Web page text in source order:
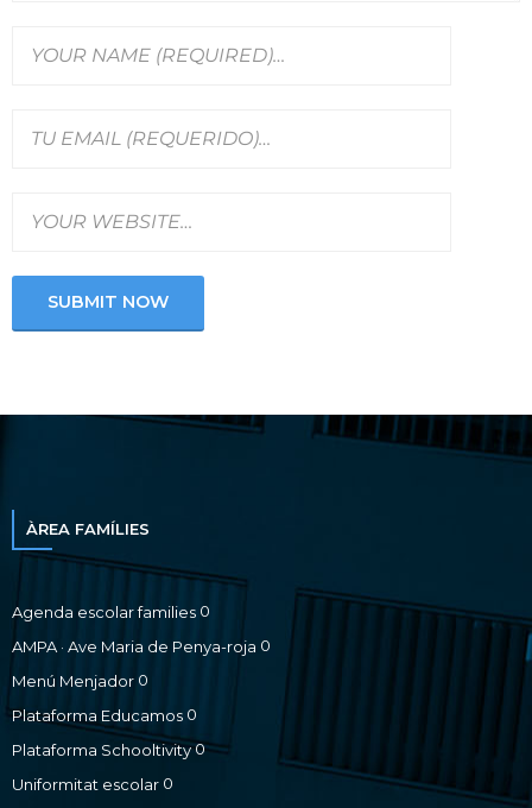
ÀREA FAMÍLIES
Agenda escolar families 0
AMPA · Ave Maria de Penya-roja 0
Menú Menjador 0
Plataforma Educamos 0
Plataforma Schooltivity0
Uniformitat escolar 0